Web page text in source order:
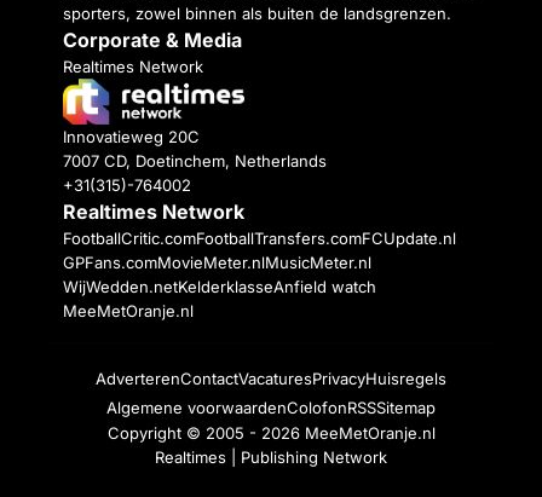
sporters, zowel binnen als buiten de landsgrenzen.
Corporate & Media
Realtimes Network
Innovatieweg 20C
7007 CD, Doetinchem, Netherlands
+31(315)-764002
Realtimes Network
FootballCritic.comFootballTransfers.comFCUpdate.nl
GPFans.comMovieMeter.nlMusicMeter.nl
WijWedden.netKelderklasseAnfield watch
MeeMetOranje.nl
AdverterenContactVacaturesPrivacyHuisregels
Algemene voorwaardenColofonRSSSitemap
Copyright © 2005 - 2026 MeeMetOranje.nl
Realtimes | Publishing Network